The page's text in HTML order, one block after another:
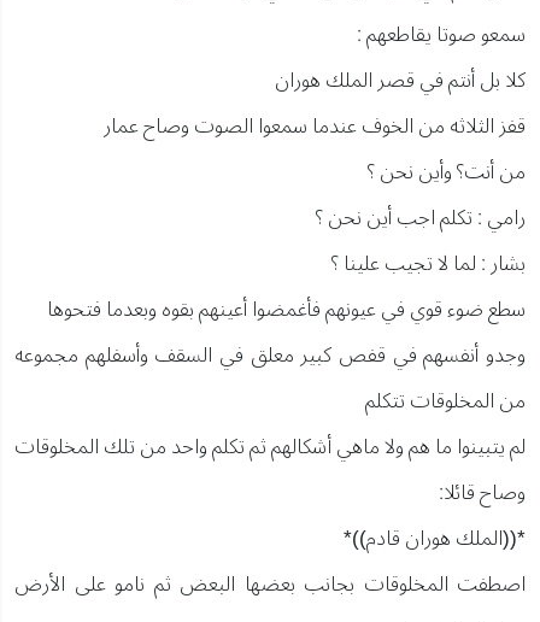
سمعو صوتا يقاطعهم :
كلا بل أنتم في قصر الملك هوران
قفز الثلاثه من الخوف عندما سمعوا الصوت وصاح عمار
من أنت؟ وأين نحن ؟
رامي : تكلم اجب أين نحن ؟
بشار : لما لا تجيب علينا ؟
سطع ضوء قوي في عيونهم فأغمضوا أعينهم بقوه وبعدما فتحوها
وجدو أنفسهم في قفص كبير معلق في السقف وأسفلهم مجموعه
من المخلوقات تتكلم
لم يتبينوا ما هم ولا ماهي أشكالهم ثم تكلم واحد من تلك المخلوقات
وصاح قائلا:
*((الملك هوران قادم))*
اصطفت المخلوقات بجانب بعضها البعض ثم نامو على الأرض